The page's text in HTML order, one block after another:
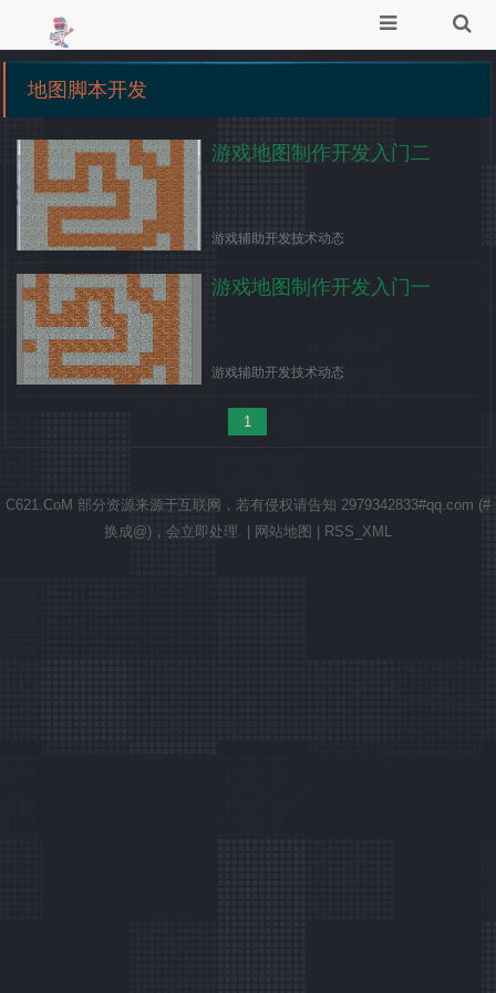
地图脚本开发
游戏地图制作开发入门二
游戏辅助开发技术动态
游戏地图制作开发入门一
游戏辅助开发技术动态
1
C621.CoM 部分资源来源于互联网，若有侵权请告知 2979342833#qq.com (#
换成@)，会立即处理. 网站地图 RSS_XML